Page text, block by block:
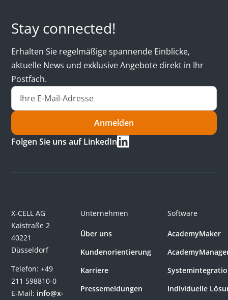
Stay connected!
Erhalten Sie regelmäßige spannende Einblicke,
aktuelle News und exklusive Angebote direkt in Ihr
Postfach.
Anmelden
Folgen Sie uns auf LinkedIn
X-CELL AG
Kaistraße 2
40221
Düsseldorf
Telefon:+49
211 598810-0
E-Mail: info@x-
Unternehmen
Über uns
Kundenorientierung
Karriere
Pressemeldungen
Software
AcademyMaker
Individuelle